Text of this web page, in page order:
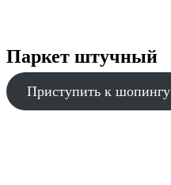
Паркет штучный
Приступить к шопингу